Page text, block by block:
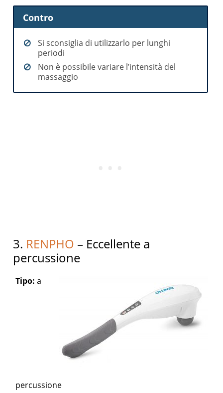
Contro
Si sconsiglia di utilizzarlo per lunghi
periodi
Non è possibile variare l’intensità del
massaggio
3. RENPHO – Eccellente a
percussione
Tipo:a
percussione